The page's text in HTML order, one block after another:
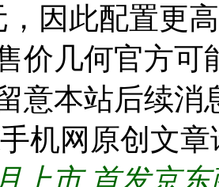
，因此配置更
价几何官方可
意本站后续消
机网原创文
上市 首发京